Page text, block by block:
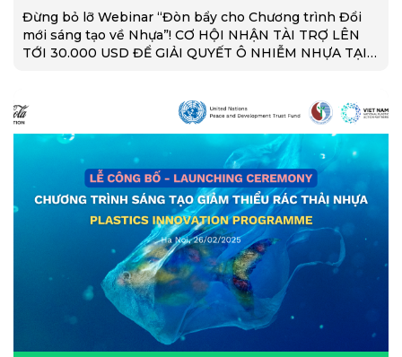
Đừng bỏ lỡ Webinar “Đòn bẩy cho Chương trình Đổi
mới sáng tạo về Nhựa”! CƠ HỘI NHẬN TÀI TRỢ LÊN
TỚI 30.000 USD ĐỂ GIẢI QUYẾT Ô NHIỄM NHỰA TẠI